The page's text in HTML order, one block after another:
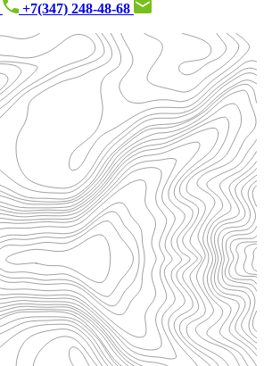
+7(347) 248-48-68